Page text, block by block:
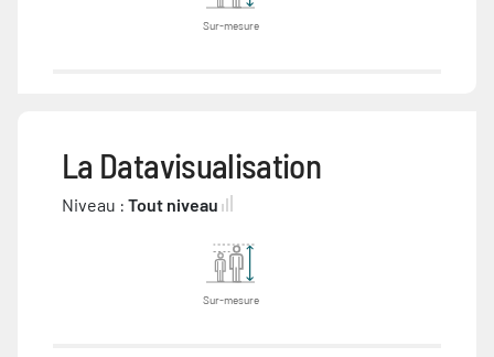
Sur-mesure
La Datavisualisation
Niveau : Tout niveau
Sur-mesure